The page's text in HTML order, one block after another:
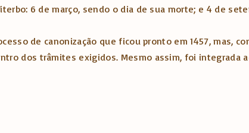
6 de março, sendo o dia de sua morte; e 4 de
de canonização que ficou pronto em 1457, mas,
dos trâmites exigidos. Mesmo assim, foi